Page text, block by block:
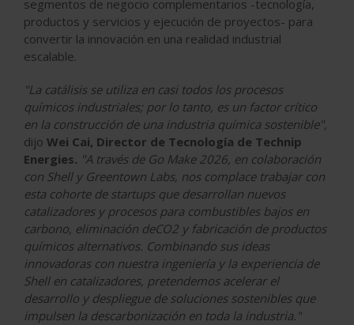
segmentos de negocio complementarios -tecnología,
productos y servicios y ejecución de proyectos- para
convertir la innovación en una realidad industrial
escalable.
"La catálisis se utiliza en casi todos los procesos
químicos industriales; por lo tanto, es un factor crítico
en la construcción de una industria química sostenible",
dijo Wei Cai, Director de Tecnología de Technip
Energies. "A través de Go Make 2026, en colaboración
con Shell y Greentown Labs, nos complace trabajar con
esta cohorte de startups que desarrollan nuevos
catalizadores y procesos para combustibles bajos en
carbono, eliminación deCO2 y fabricación de productos
químicos alternativos. Combinando sus ideas
innovadoras con nuestra ingeniería y la experiencia de
Shell en catalizadores, pretendemos acelerar el
desarrollo y despliegue de soluciones sostenibles que
impulsen la descarbonización en toda la industria."